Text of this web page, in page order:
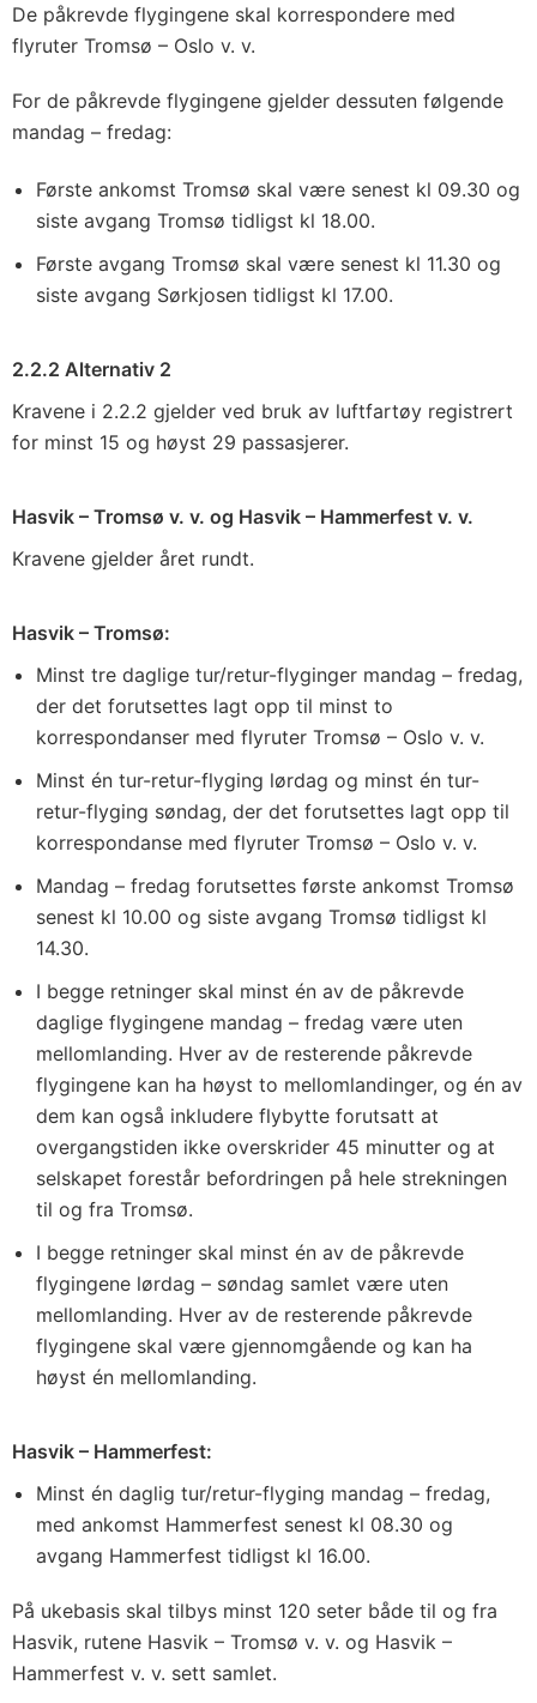
De påkrevde flygingene skal korrespondere med
flyruter Tromsø – Oslo v. v.
For de påkrevde flygingene gjelder dessuten følgende
mandag – fredag:
Første ankomst Tromsø skal være senest kl 09.30 og
siste avgang Tromsø tidligst kl 18.00.
Første avgang Tromsø skal være senest kl 11.30 og
siste avgang Sørkjosen tidligst kl 17.00.
2.2.2 Alternativ 2
Kravene i 2.2.2 gjelder ved bruk av luftfartøy registrert
for minst 15 og høyst 29 passasjerer.
Hasvik – Tromsø v. v. og Hasvik – Hammerfest v. v.
Kravene gjelder året rundt.
Hasvik – Tromsø:
Minst tre daglige tur/retur-flyginger mandag – fredag,
der det forutsettes lagt opp til minst to
korrespondanser med flyruter Tromsø – Oslo v. v.
Minst én tur-retur-flyging lørdag og minst én tur-
retur-flyging søndag, der det forutsettes lagt opp til
korrespondanse med flyruter Tromsø – Oslo v. v.
Mandag – fredag forutsettes første ankomst Tromsø
senest kl 10.00 og siste avgang Tromsø tidligst kl
14.30.
I begge retninger skal minst én av de påkrevde
daglige flygingene mandag – fredag være uten
mellomlanding. Hver av de resterende påkrevde
flygingene kan ha høyst to mellomlandinger, og én av
dem kan også inkludere flybytte forutsatt at
overgangstiden ikke overskrider 45 minutter og at
selskapet forestår befordringen på hele strekningen
til og fra Tromsø.
I begge retninger skal minst én av de påkrevde
flygingene lørdag – søndag samlet være uten
mellomlanding. Hver av de resterende påkrevde
flygingene skal være gjennomgående og kan ha
høyst én mellomlanding.
Hasvik – Hammerfest:
Minst én daglig tur/retur-flyging mandag – fredag,
med ankomst Hammerfest senest kl 08.30 og
avgang Hammerfest tidligst kl 16.00.
På ukebasis skal tilbys minst 120 seter både til og fra
Hasvik, rutene Hasvik – Tromsø v. v. og Hasvik –
Hammerfest v. v. sett samlet.